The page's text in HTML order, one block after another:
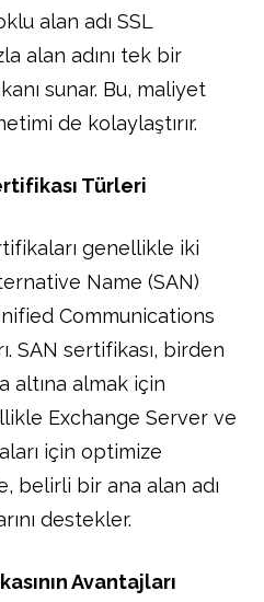
alan adı SSL
alan adını tek bir
sunar. Bu, maliyet
de kolaylaştırır.
Türleri
genellikle iki
Name (SAN)
Communications
SAN sertifikası, birden
altına almak için
Exchange Server ve
için optimize
belirli bir ana alan adı
destekler.
Avantajları